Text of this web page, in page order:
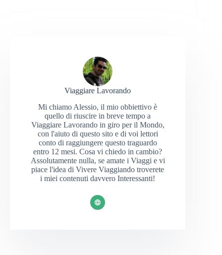
Viaggiare Lavorando
Mi chiamo Alessio, il mio obbiettivo è
quello di riuscire in breve tempo a
Viaggiare Lavorando in giro per il Mondo,
con l'aiuto di questo sito e di voi lettori
conto di raggiungere questo traguardo
entro 12 mesi. Cosa vi chiedo in cambio?
Assolutamente nulla, se amate i Viaggi e vi
piace l'idea di Vivere Viaggiando troverete
i miei contenuti davvero Interessanti!